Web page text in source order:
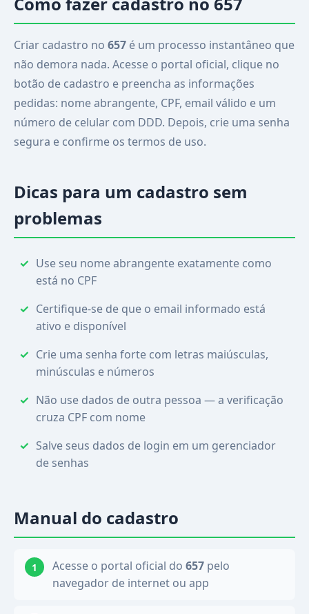
Criar cadastro no 657 é um processo instantâneo que
não demora nada. Acesse o portal oficial, clique no
botão de cadastro e preencha as informações
pedidas: nome abrangente, CPF, email válido e um
número de celular com DDD. Depois, crie uma senha
segura e confirme os termos de uso.
Dicas para um cadastro sem
problemas
Use seu nome abrangente exatamente como
está no CPF
Certifique-se de que o email informado está
ativo e disponível
Crie uma senha forte com letras maiúsculas,
minúsculas e números
Não use dados de outra pessoa — a verificação
cruza CPF com nome
Salve seus dados de login em um gerenciador
de senhas
Manual do cadastro
Acesse o portal oficial do 657 pelo
navegador de internet ou app